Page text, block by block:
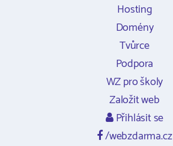
Hosting
Domény
Tvůrce
Podpora
WZ pro školy
Založit web
Přihlásit se
/webzdarma.cz